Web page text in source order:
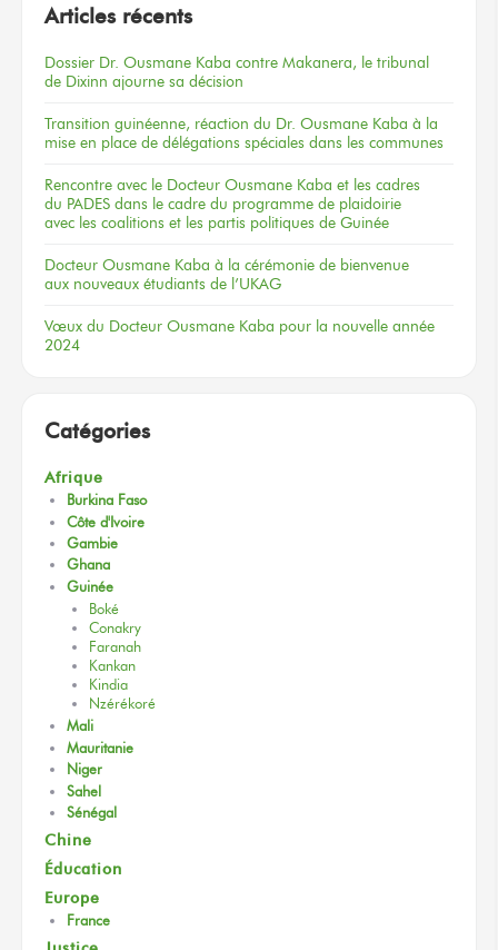
Articles récents
Dossier Dr. Ousmane Kaba contre Makanera, le tribunal
de Dixinn ajourne sa décision
Transition guinéenne, réaction du Dr. Ousmane Kaba à la
mise en place de délégations spéciales dans les communes
Rencontre avec le Docteur Ousmane Kaba et les cadres
du PADES dans le cadre du programme de plaidoirie
avec les coalitions et les partis politiques de Guinée
Docteur Ousmane Kaba à la cérémonie de bienvenue
aux nouveaux étudiants de l’UKAG
Vœux du Docteur Ousmane Kaba pour la nouvelle année
2024
Catégories
Afrique
Burkina Faso
Côte d'Ivoire
Gambie
Ghana
Guinée
Boké
Conakry
Faranah
Kankan
Kindia
Nzérékoré
Mali
Mauritanie
Niger
Sahel
Sénégal
Chine
Éducation
Europe
France